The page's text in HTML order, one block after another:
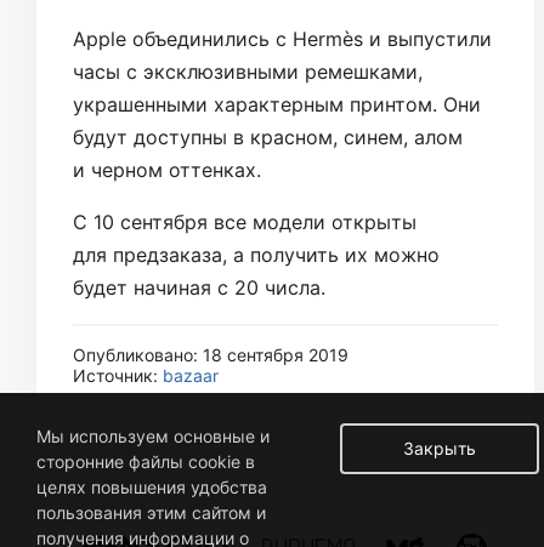
Apple объединились с Hermès и выпустили
часы с эксклюзивными ремешками,
украшенными характерным принтом. Они
будут доступны в красном, синем, алом
и черном оттенках.
С 10 сентября все модели открыты
для предзаказа, а получить их можно
будет начиная с 20 числа.
Опубликовано: 18 сентября 2019
Источник: bazaar
Закрыть
Мы используем основные и
сторонние файлы cookie в
целях повышения удобства
пользования этим сайтом и
получения информации о